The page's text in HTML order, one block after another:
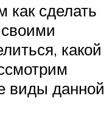
как сделать
своими
какой
виды данной